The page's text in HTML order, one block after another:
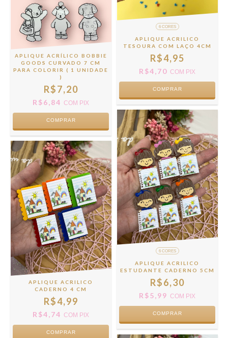
APLIQUE ACRÍLICO BOBBIE
GOODS CURVADO 7 CM
PARA COLORIR ( 1 UNIDADE
)
R$7,20
R$6,84 COM PIX
COMPRAR
6 CORES
APLIQUE ACRILICO
TESOURA COM LAÇO 4CM
R$4,95
R$4,70 COM PIX
COMPRAR
APLIQUE ACRILICO
CADERNO 4 CM
R$4,99
R$4,74 COM PIX
COMPRAR
6 CORES
APLIQUE ACRILICO
ESTUDANTE CADERNO 5CM
R$6,30
R$5,99 COM PIX
COMPRAR